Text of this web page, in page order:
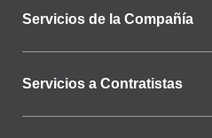
Servicios de la Compañía
Servicios a Contratistas